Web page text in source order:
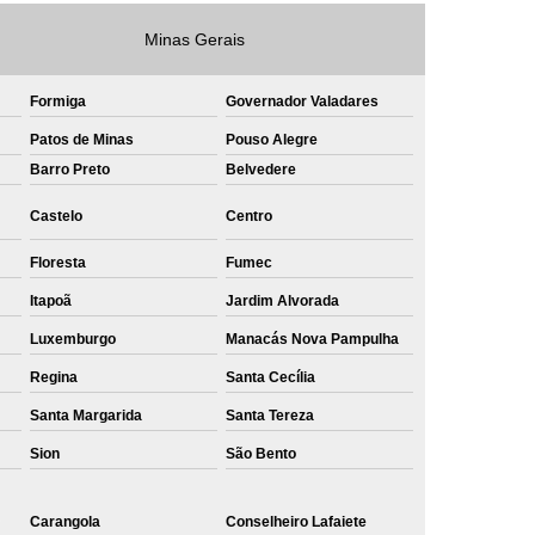
Private Label Roupas Masculinas Bahia
Private Label Têxtil Streetwear Rio de Janeiro
Private Label Bermudas
Bones
Private Label Camisetas
Label de Malhas
Private Label Roupas
Sublimação Camiseta Algodão
de Camisetas de Algodão
Sublimação em Camisetas
Minas Gerais
Formiga Governador Valadares
Patos de Minas
Pouso Alegre
Barro Preto Belvedere
Castelo Centro
Floresta Fumec
Itapoã Jardim Alvorada
Luxemburgo Manacás Nova Pampulha
Regina Santa Cecília
Santa Margarida Santa Tereza
Sion São Bento
Carangola Conselheiro Lafaiete